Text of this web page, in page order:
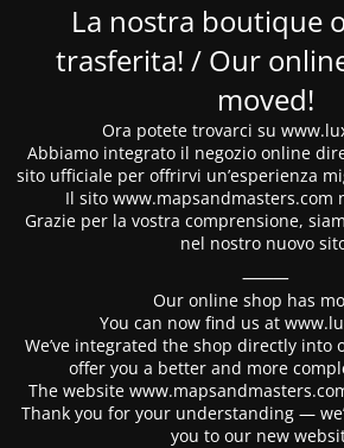
La nostra boutique
trasferita! / Our
moved!
Ora potete trovarci su
Abbiamo integrato il negozio online
sito ufficiale per offrirvi un’esperienza
Il sito www.mapsandmasters.com
Grazie per la vostra comprensione,
nel nostro nuovo
⸻
Our online shop has
You can now find us at
We’ve integrated the shop directly into
offer you a better and more
The website
Thank you for your understanding —
you to our new